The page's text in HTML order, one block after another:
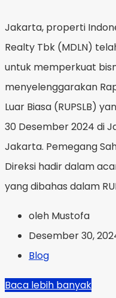
Jakarta, properti
Realty Tbk (MDLN)
untuk memperkuat
menyelenggarakan
Luar Biasa (RUPSLB)
30 Desember 2024 di
Jakarta. Pemegang
Direksi hadir dalam
yang dibahas dalam
oleh Mustofa
Desember 30,
Blog
Baca lebih banyak